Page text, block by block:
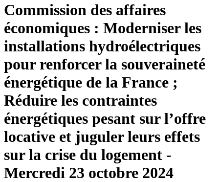
Commission des affaires
économiques : Moderniser les
installations hydroélectriques
pour renforcer la souveraineté
énergétique de la France ;
Réduire les contraintes
énergétiques pesant sur l’offre
locative et juguler leurs effets
sur la crise du logement -
Mercredi 23 octobre 2024